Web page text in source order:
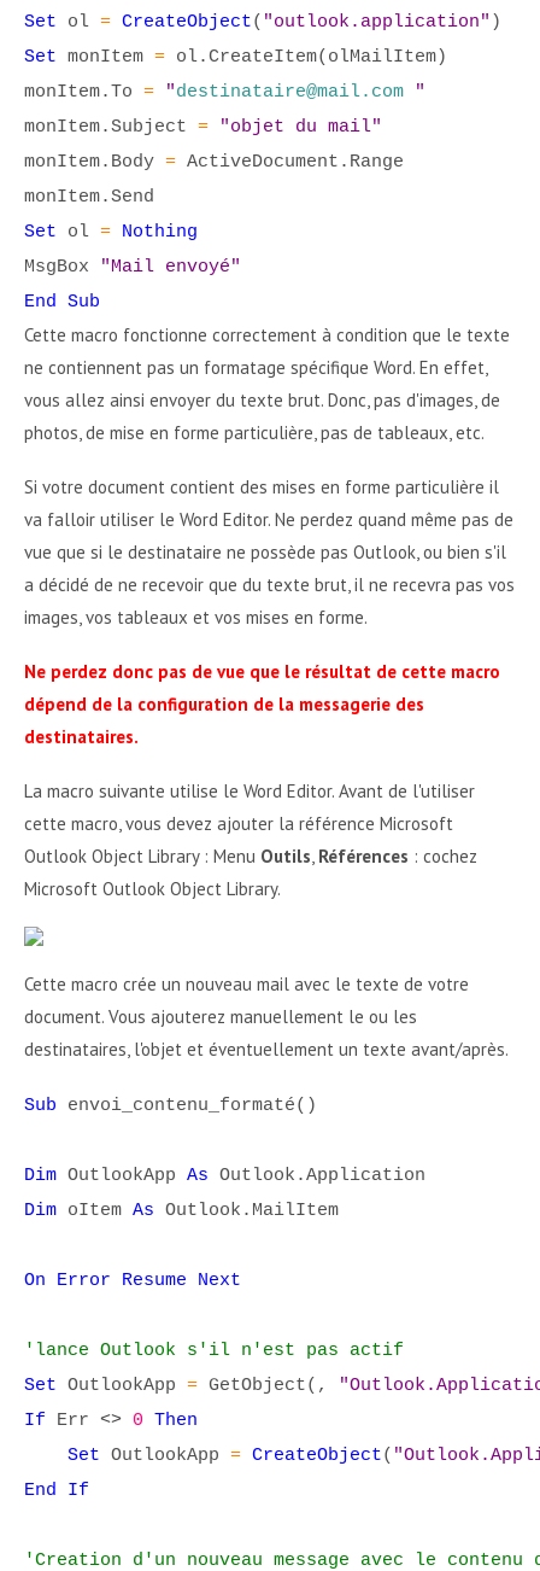
Set ol = CreateObject( "outlook.application" )
Set monItem = ol.CreateItem(olMailItem)
monItem.To = "destinataire@mail.com "
monItem.Subject =
"objet du mail"
monItem.Body = ActiveDocument.Range
monItem.Send
Set ol = Nothing
MsgBox
"Mail envoyé"
End Sub
Cette macro fonctionne correctement à condition que le texte
ne contiennent pas un formatage spécifique Word. En effet,
vous allez ainsi envoyer du texte brut. Donc, pas d'images, de
photos, de mise en forme particulière, pas de tableaux, etc.
Si votre document contient des mises en forme particulière il
va falloir utiliser le Word Editor. Ne perdez quand même pas de
vue que si le destinataire ne possède pas Outlook, ou bien s'il
a décidé de ne recevoir que du texte brut, il ne recevra pas vos
images, vos tableaux et vos mises en forme.
Ne perdez donc pas de vue que le résultat de cette macro
dépend de la configuration de la messagerie des
destinataires.
La macro suivante utilise le Word Editor. Avant de l'utiliser
cette macro, vous devez ajouter la référence Microsoft
Outlook Object Library : Menu Outils, Références : cochez
Microsoft Outlook Object Library.
Cette macro crée un nouveau mail avec le texte de votre
document. Vous ajouterez manuellement le ou les
destinataires, l'objet et éventuellement un texte avant/après.
Sub envoi_contenu_formaté()
Dim OutlookApp As Outlook.Application
Dim oItem As Outlook.MailItem
On Error Resume Next
'lance Outlook s'il n'est pas actif
Set OutlookApp = GetObject(,
If Err <> 0 Then
Set OutlookApp = CreateObject(
End If
'Creation d'un nouveau message avec le contenu